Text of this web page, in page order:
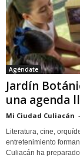
Agéndate
Jardín
una agenda
Mi Ciudad Culiacán -
Literatura, cine,
entretenimiento
Culiacán ha